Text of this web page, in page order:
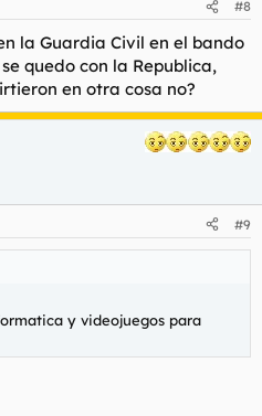
#8
la Guardia Civil en el bando
quedo con la Republica,
en otra cosa no?
#9
y videojuegos para